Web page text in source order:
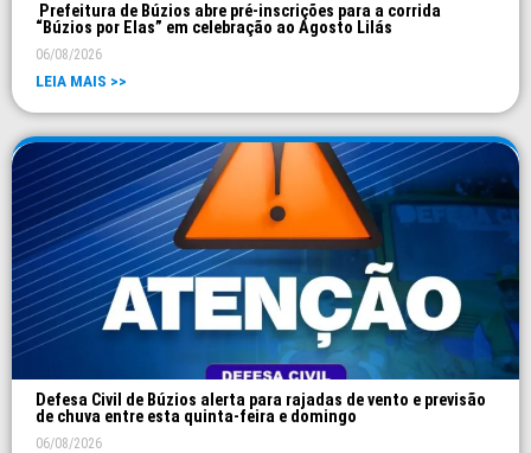
Prefeitura de Búzios abre pré-inscrições para a corrida
“Búzios por Elas” em celebração ao Agosto Lilás
06/08/2026
LEIA MAIS >>
Defesa Civil de Búzios alerta para rajadas de vento e previsão
de chuva entre esta quinta-feira e domingo
06/08/2026